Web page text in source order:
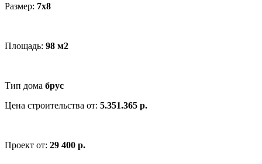
Размер: 7x8
Площадь: 98 м2
Тип дома брус
Цена строительства от: 5.351.365 р.
Проект от: 29 400 р.